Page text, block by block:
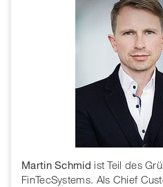
Martin Schmid ist Teil des
FinTecSystems. Als Chief